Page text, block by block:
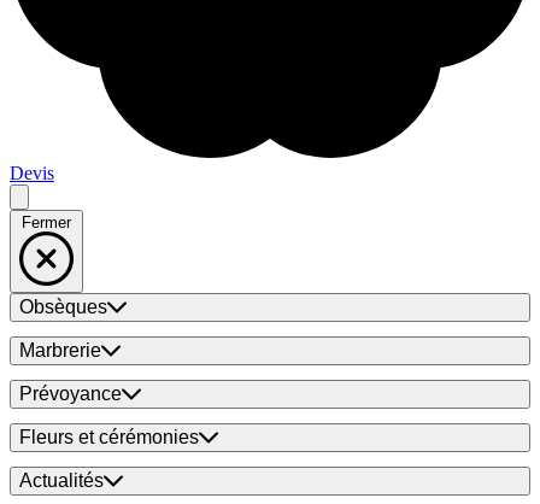
Devis
Fermer
Obsèques
Marbrerie
Prévoyance
Fleurs et cérémonies
Actualités